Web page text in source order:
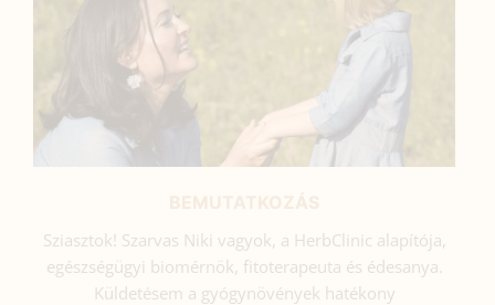
Sziasztok! Szarvas Niki vagyok, a HerbClinic alapítója,
egészségügyi biomérnök, fitoterapeuta és édesanya.
Küldetésem a gyógynövények hatékony